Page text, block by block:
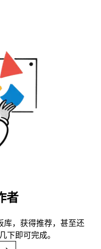
者
，获得推荐，甚至还
即可完成。